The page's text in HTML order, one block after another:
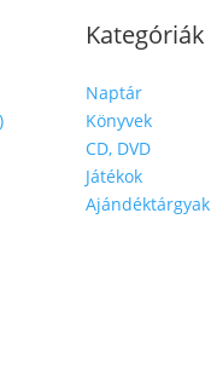
Kategóriák
Naptár
Könyvek
CD, DVD
Játékok
Ajándéktárgyak